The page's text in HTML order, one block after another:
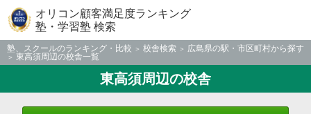
オリコン顧客満足度ランキング
塾・学習塾 検索
塾、スクールのランキング・比較 校舎検索
広島県の駅・市区町村から探す
東高須周辺の校舎一覧
東高須周辺の校舎